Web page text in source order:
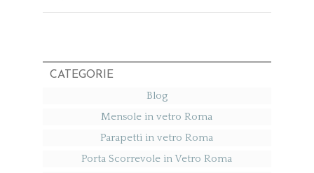
CATEGORIE
Blog
Mensole in vetro Roma
Parapetti in vetro Roma
Porta Scorrevole in Vetro Roma